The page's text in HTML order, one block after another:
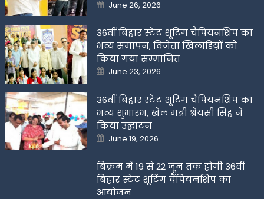
on
June 26, 2026
36वीं बिहार स्टेट शूटिंग चैंपियनशिप का
भव्य समापन, विजेता खिलाडिय़ों को
किया गया सम्मानित
Posted
on
June 23, 2026
36वीं बिहार स्टेट शूटिंग चैंपियनशिप का
भव्य शुभारंभ, खेल मंत्री श्रेयसी सिंह ने
किया उद्घाटन
Posted
on
June 19, 2026
बिक्रम में 19 से 22 जून तक होगी 36वीं
बिहार स्टेट शूटिंग चैंपियनशिप का
आयोजन